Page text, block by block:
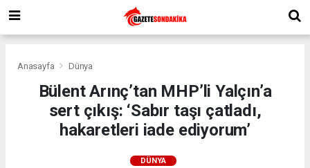
Anasayfa Dünya
Bülent Arınç’tan MHP’li Yalçın’a
sert çıkış: ‘Sabır taşı çatladı,
hakaretleri iade ediyorum’
DÜNYA